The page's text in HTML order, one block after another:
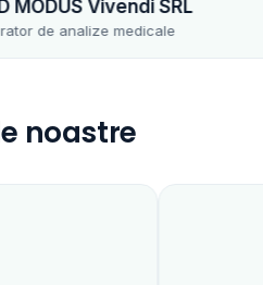
Vivendi SRL
analize medicale
noastre